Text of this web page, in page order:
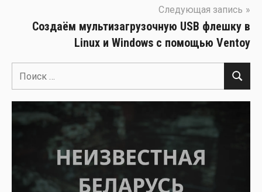
Следующая запись
Создаём мультизагрузочную USB флешку в
Linux и Windows с помощью Ventoy
Поиск
для:
Поиск